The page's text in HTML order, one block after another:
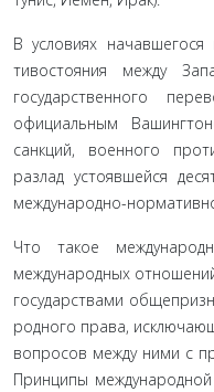
В условиях
тивостояния между
государ­ственного
официальным
санкций, военно­го
разлад устоявшейся
международно-
Что такое
международных
государствами
родного права,
вопросов между ними с
Принципы